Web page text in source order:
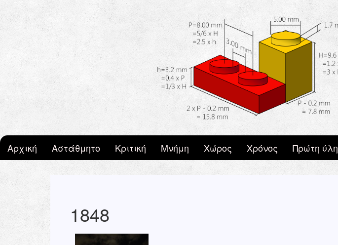
Skip to main content
Αρχική Αστάθμητο Κριτική Μνήμη Χώρος Χρόνος Πρώτη ύλη
1848